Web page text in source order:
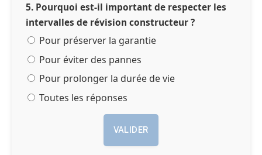
5. Pourquoi est-il important de respecter les
intervalles de révision constructeur ?
Pour préserver la garantie
Pour éviter des pannes
Pour prolonger la durée de vie
Toutes les réponses
VALIDER